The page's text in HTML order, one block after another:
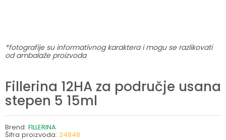
*fotografije su informativnog karaktera i mogu se razlikovati
od ambalaže proizvoda
Fillerina 12HA za područje usana
stepen 5 15ml
Brend: FILLERINA
Šifra proizvoda: 24848